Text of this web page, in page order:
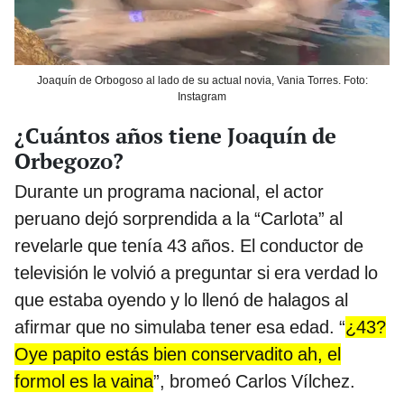
Joaquín de Orbogoso al lado de su actual novia, Vania Torres. Foto:
Instagram
¿Cuántos años tiene Joaquín de
Orbegozo?
Durante un programa nacional, el actor
peruano dejó sorprendida a la “Carlota” al
revelarle que tenía 43 años. El conductor de
televisión le volvió a preguntar si era verdad lo
que estaba oyendo y lo llenó de halagos al
afirmar que no simulaba tener esa edad. “¿43?
Oye papito estás bien conservadito ah, el
formol es la vaina”, bromeó Carlos Vílchez.